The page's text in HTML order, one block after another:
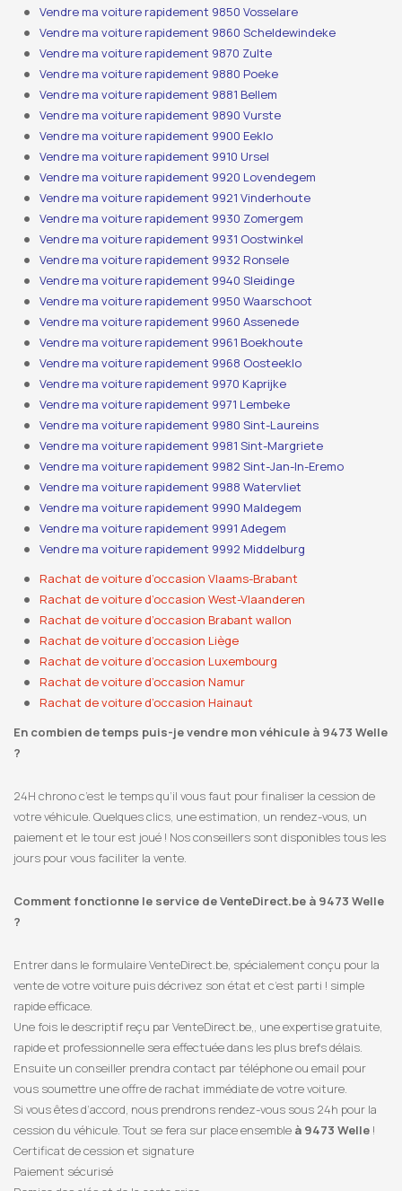
Vendre ma voiture rapidement 9850 Vosselare
Vendre ma voiture rapidement 9860 Scheldewindeke
Vendre ma voiture rapidement 9870 Zulte
Vendre ma voiture rapidement 9880 Poeke
Vendre ma voiture rapidement 9881 Bellem
Vendre ma voiture rapidement 9890 Vurste
Vendre ma voiture rapidement 9900 Eeklo
Vendre ma voiture rapidement 9910 Ursel
Vendre ma voiture rapidement 9920 Lovendegem
Vendre ma voiture rapidement 9921 Vinderhoute
Vendre ma voiture rapidement 9930 Zomergem
Vendre ma voiture rapidement 9931 Oostwinkel
Vendre ma voiture rapidement 9932 Ronsele
Vendre ma voiture rapidement 9940 Sleidinge
Vendre ma voiture rapidement 9950 Waarschoot
Vendre ma voiture rapidement 9960 Assenede
Vendre ma voiture rapidement 9961 Boekhoute
Vendre ma voiture rapidement 9968 Oosteeklo
Vendre ma voiture rapidement 9970 Kaprijke
Vendre ma voiture rapidement 9971 Lembeke
Vendre ma voiture rapidement 9980 Sint-Laureins
Vendre ma voiture rapidement 9981 Sint-Margriete
Vendre ma voiture rapidement 9982 Sint-Jan-In-Eremo
Vendre ma voiture rapidement 9988 Watervliet
Vendre ma voiture rapidement 9990 Maldegem
Vendre ma voiture rapidement 9991 Adegem
Vendre ma voiture rapidement 9992 Middelburg
Rachat de voiture d’occasion Vlaams-Brabant
Rachat de voiture d’occasion West-Vlaanderen
Rachat de voiture d’occasion Brabant wallon
Rachat de voiture d’occasion Liège
Rachat de voiture d’occasion Luxembourg
Rachat de voiture d’occasion Namur
Rachat de voiture d’occasion Hainaut
En combien de temps puis-je vendre mon véhicule à 9473 Welle
?
24H chrono c’est le temps qu’il vous faut pour finaliser la cession de
votre véhicule. Quelques clics, une estimation, un rendez-vous, un
paiement et le tour est joué ! Nos conseillers sont disponibles tous les
jours pour vous faciliter la vente.
Comment fonctionne le service de VenteDirect.be à 9473 Welle
?
Entrer dans le formulaire VenteDirect.be, spécialement conçu pour la
vente de votre voiture puis décrivez son état et c’est parti ! simple
rapide efficace.
Une fois le descriptif reçu par VenteDirect.be,, une expertise gratuite,
rapide et professionnelle sera effectuée dans les plus brefs délais.
Ensuite un conseiller prendra contact par téléphone ou email pour
vous soumettre une offre de rachat immédiate de votre voiture.
Si vous êtes d’accord, nous prendrons rendez-vous sous 24h pour la
cession du véhicule. Tout se fera sur place ensemble à 9473 Welle !
Certificat de cession et signature
Paiement sécurisé